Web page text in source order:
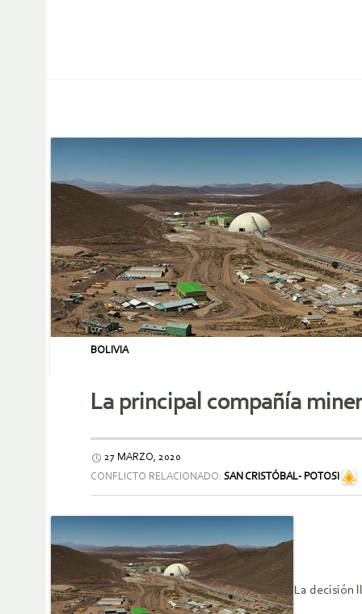
BOLIVIA
La principal compañía
27 MARZO, 2020
CONFLICTO RELACIONADO: SAN CRISTÓBAL- POTOSI
La decisión